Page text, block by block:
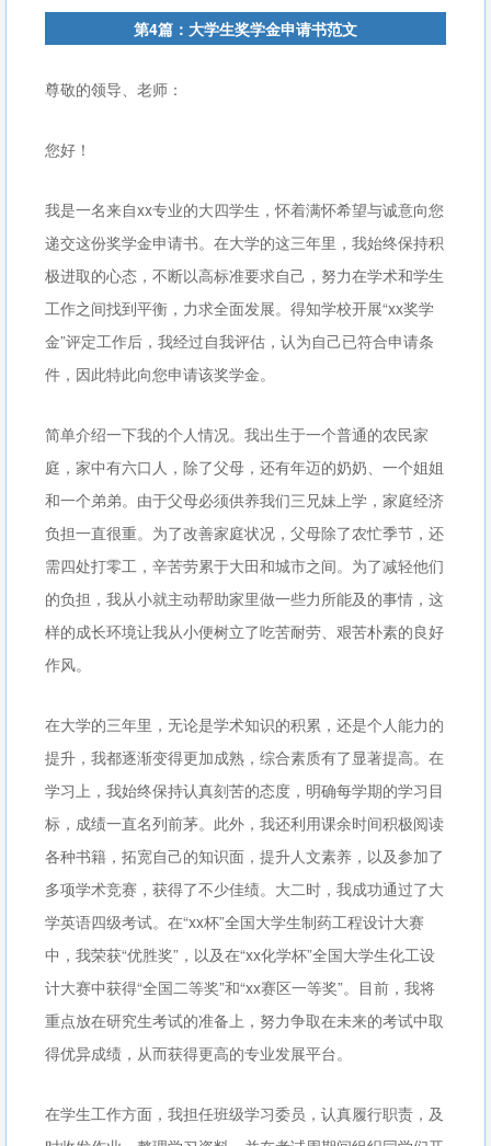
第4篇：大学生奖学金申请书范文
尊敬的领导、老师：
您好！
我是一名来自xx专业的大四学生，怀着满怀希望与诚意向您
递交这份奖学金申请书。在大学的这三年里，我始终保持积
极进取的心态，不断以高标准要求自己，努力在学术和学生
工作之间找到平衡，力求全面发展。得知学校开展“xx奖学
金”评定工作后，我经过自我评估，认为自己已符合申请条
件，因此特此向您申请该奖学金。
简单介绍一下我的个人情况。我出生于一个普通的农民家
庭，家中有六口人，除了父母，还有年迈的奶奶、一个姐姐
和一个弟弟。由于父母必须供养我们三兄妹上学，家庭经济
负担一直很重。为了改善家庭状况，父母除了农忙季节，还
需四处打零工，辛苦劳累于大田和城市之间。为了减轻他们
的负担，我从小就主动帮助家里做一些力所能及的事情，这
样的成长环境让我从小便树立了吃苦耐劳、艰苦朴素的良好
作风。
在大学的三年里，无论是学术知识的积累，还是个人能力的
提升，我都逐渐变得更加成熟，综合素质有了显著提高。在
学习上，我始终保持认真刻苦的态度，明确每学期的学习目
标，成绩一直名列前茅。此外，我还利用课余时间积极阅读
各种书籍，拓宽自己的知识面，提升人文素养，以及参加了
多项学术竞赛，获得了不少佳绩。大二时，我成功通过了大
学英语四级考试。在“xx杯”全国大学生制药工程设计大赛
中，我荣获“优胜奖”，以及在“xx化学杯”全国大学生化工设
计大赛中获得“全国二等奖”和“xx赛区一等奖”。目前，我将
重点放在研究生考试的准备上，努力争取在未来的考试中取
得优异成绩，从而获得更高的专业发展平台。
在学生工作方面，我担任班级学习委员，认真履行职责，及